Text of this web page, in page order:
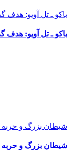
باکو ـ تل آویو: هدف
باکو ـ تل آویو: هدف
شیطان بزرگ و حربه
شیطان بزرگ و حربه